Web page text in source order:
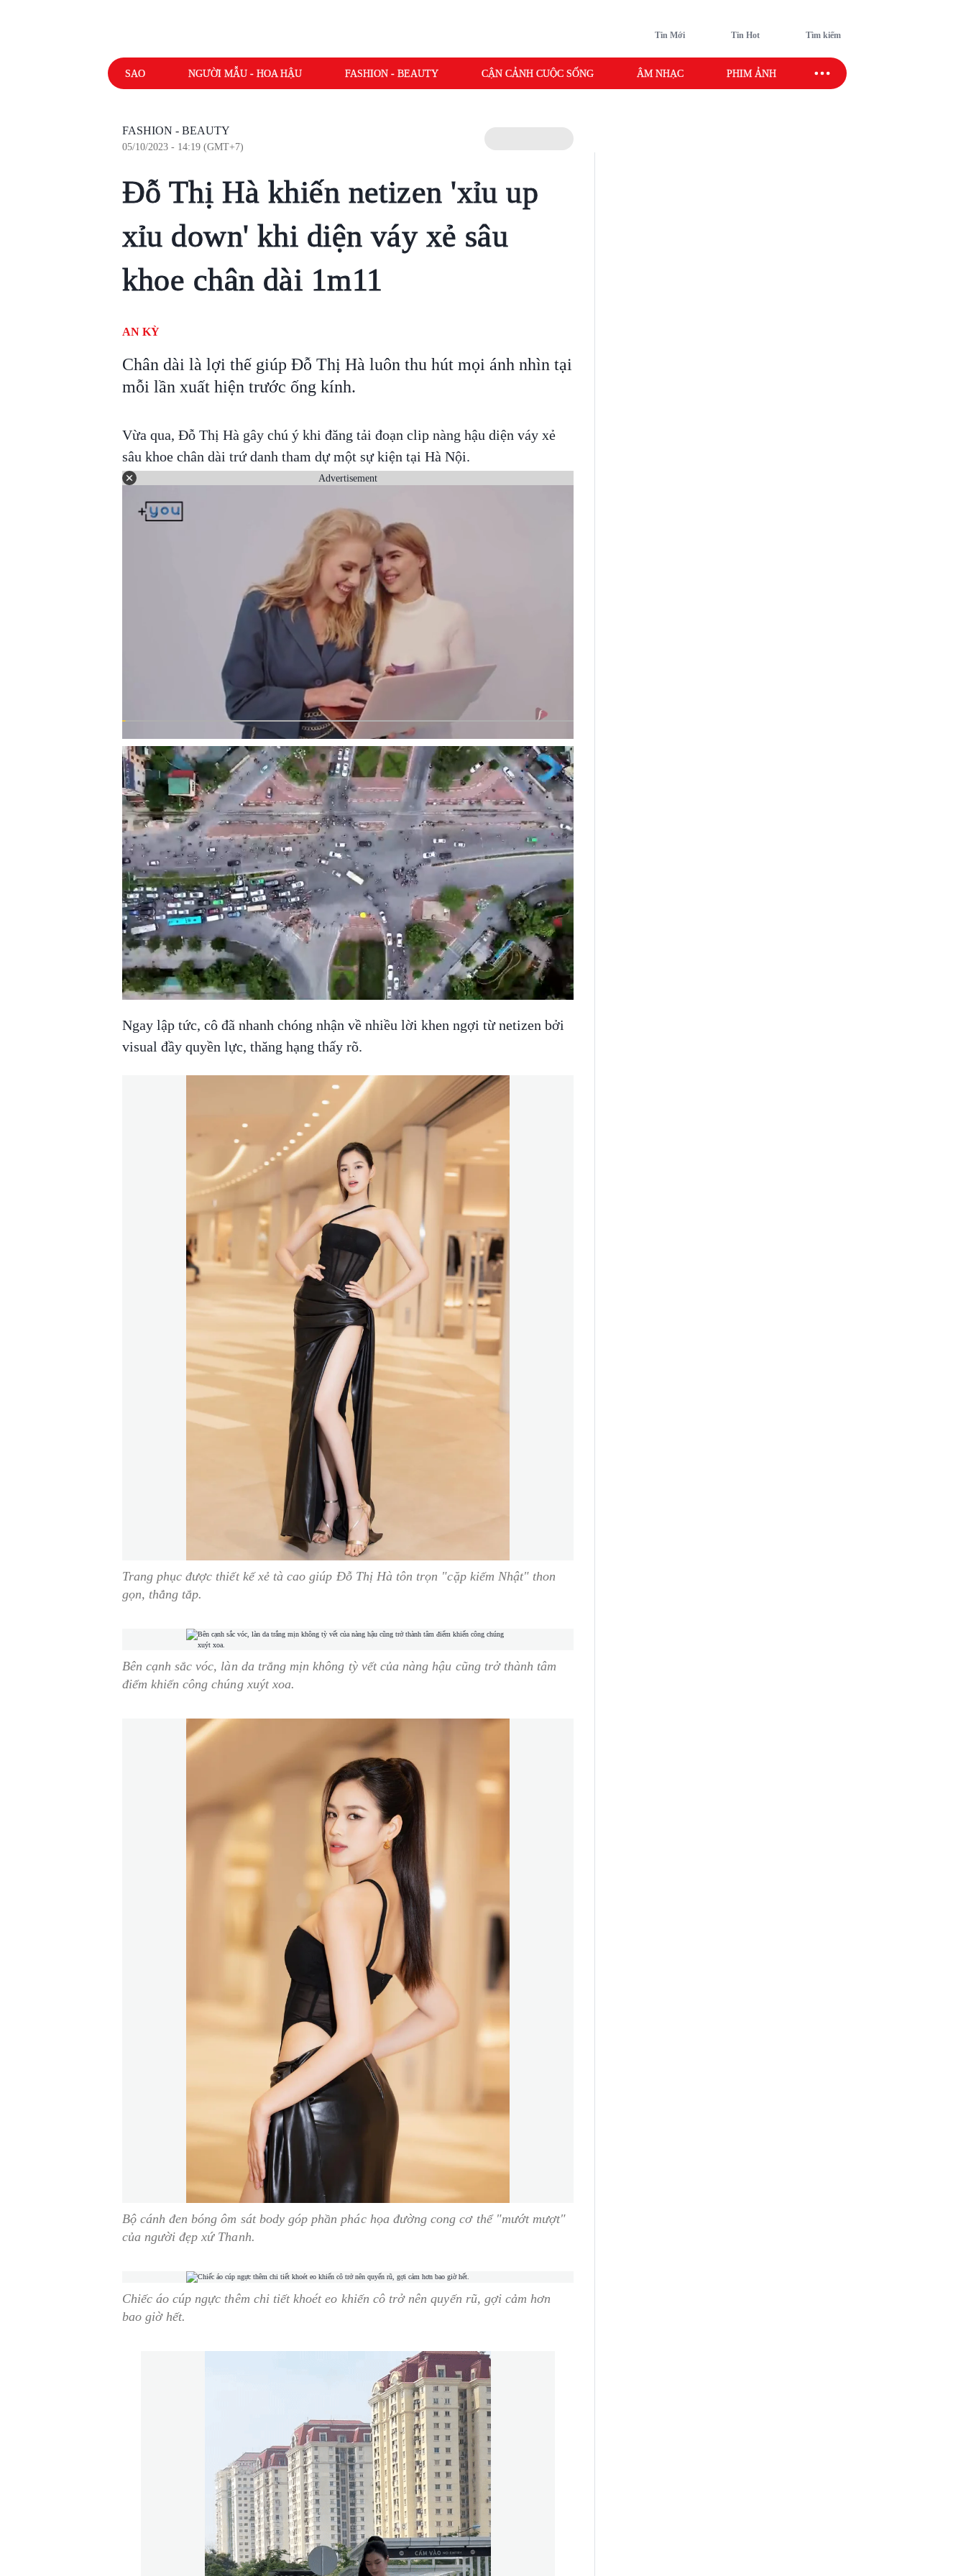
Tin Mới Tin Hot Tìm kiếm
SAO NGƯỜI MẪU - HOA HẬU FASHION - BEAUTY CẬN CẢNH CUỘC SỐNG ÂM NHẠC PHIM ẢNH SAO SPORT
FASHION - BEAUTY
05/10/2023 - 14:19 (GMT+7)
Đỗ Thị Hà khiến netizen 'xỉu up
xỉu down' khi diện váy xẻ sâu
khoe chân dài 1m11
AN KỲ
Chân dài là lợi thế giúp Đỗ Thị Hà luôn thu hút mọi ánh nhìn tại
mỗi lần xuất hiện trước ống kính.
Vừa qua, Đỗ Thị Hà gây chú ý khi đăng tải đoạn clip nàng hậu diện váy xẻ
sâu khoe chân dài trứ danh tham dự một sự kiện tại Hà Nội.
Advertisement
Ngay lập tức, cô đã nhanh chóng nhận về nhiều lời khen ngợi từ netizen bởi
visual đầy quyền lực, thăng hạng thấy rõ.
Trang phục được thiết kế xẻ tà cao giúp Đỗ Thị Hà tôn trọn "cặp kiếm Nhật" thon
gọn, thẳng tắp.
Bên cạnh sắc vóc, làn da trắng mịn không tỳ vết của nàng hậu cũng trở thành tâm
điểm khiến công chúng xuýt xoa.
Bộ cánh đen bóng ôm sát body góp phần phác họa đường cong cơ thể "mướt mượt"
của người đẹp xứ Thanh.
Chiếc áo cúp ngực thêm chi tiết khoét eo khiến cô trở nên quyến rũ, gợi cảm hơn
bao giờ hết.